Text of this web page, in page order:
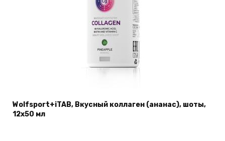
Wolfsport+iTAB, Вкусный коллаген (ананас), шоты,
12х50 мл